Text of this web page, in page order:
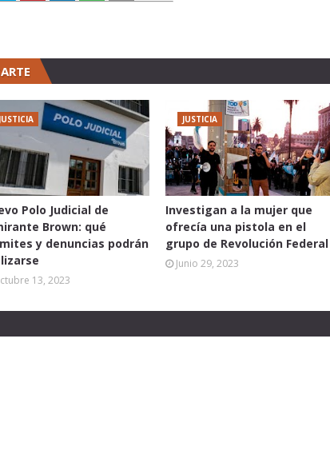
JUSTICIA
Polo Judicial de
Brown: qué
y denuncias podrán
13, 2023
JUSTICIA
Investigan a la mujer que
ofrecía una pistola en el
grupo de Revolución Federal
Junio 29, 2023